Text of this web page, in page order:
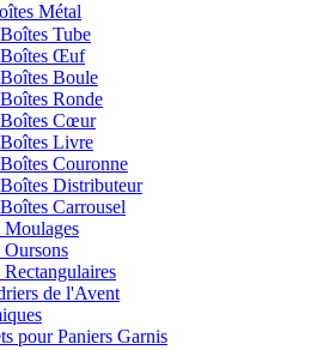
Métal
Boîtes Tube
Boîtes Œuf
Boîtes Boule
Boîtes Ronde
Boîtes Cœur
Boîtes Livre
Boîtes Couronne
Boîtes Distributeur
Boîtes Carrousel
Moulages
de l'Avent
pour Paniers Garnis